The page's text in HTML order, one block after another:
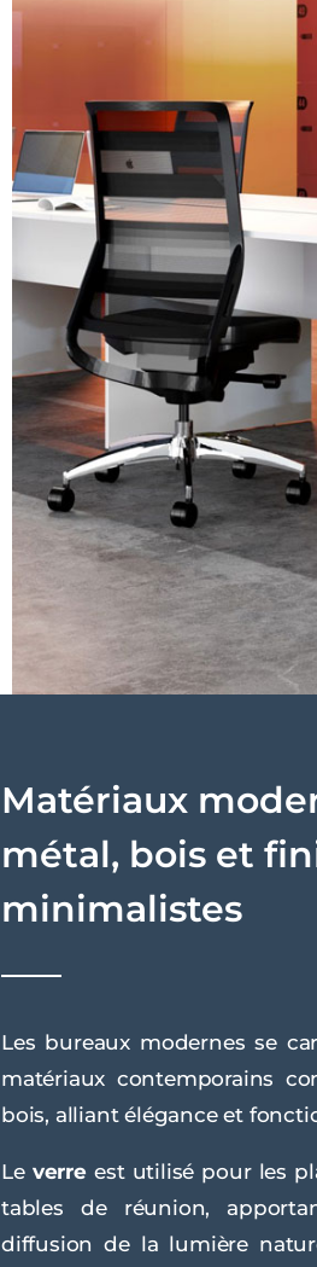
Matériaux
métal, bois et
minimalistes
Les bureaux modernes se
matériaux contemporains
bois, alliant élégance et
Le verreest utilisé pour les
tables de réunion,
diffusion de la lumière